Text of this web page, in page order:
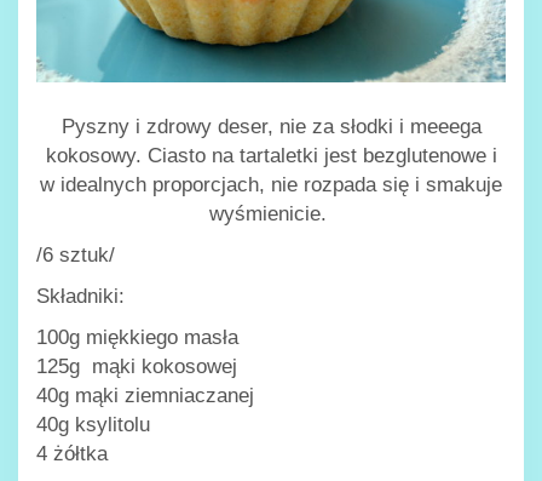
Pyszny i zdrowy deser, nie za słodki i meeega
kokosowy. Ciasto na tartaletki jest bezglutenowe i
w idealnych proporcjach, nie rozpada się i smakuje
wyśmienicie.
/6 sztuk/
Składniki:
100g miękkiego masła
125g mąki kokosowej
40g mąki ziemniaczanej
40g ksylitolu
4 żółtka